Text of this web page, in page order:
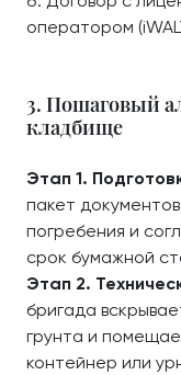
оператором
3. Пошаговый
кладбище
Этап 1.
пакет
погребения и
срок бумажной
Этап 2.
бригада
грунта и
контейнер или